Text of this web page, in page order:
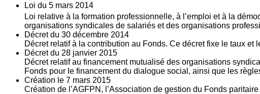
Loi du 5 mars 2014
Loi relative à la formation professionnelle, à l’emploi et à la
organisations syndicales de salariés et des organisations
Décret du 30 décembre 2014
Décret relatif à la contribution au Fonds. Ce décret fixe le taux
Décret du 28 janvier 2015
Décret relatif au financement mutualisé des organisations
Fonds pour le financement du dialogue social, ainsi que les
Création le 7 mars 2015
Création de l’AGFPN, l’Association de gestion du Fonds